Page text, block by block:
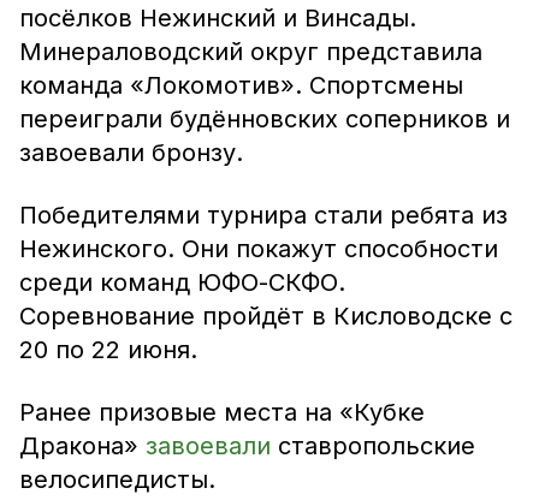
посёлков Нежинский и Винсады.
Минераловодский округ представила
команда «Локомотив». Спортсмены
переиграли будённовских соперников и
завоевали бронзу.
Победителями турнира стали ребята из
Нежинского. Они покажут способности
среди команд ЮФО-СКФО.
Соревнование пройдёт в Кисловодске с
20 по 22 июня.
Ранее призовые места на «Кубке
Дракона» завоевали ставропольские
велосипедисты.